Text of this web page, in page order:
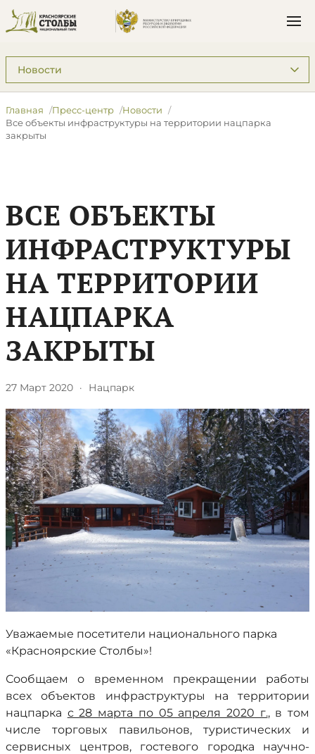
Подразделы: Пресс-центр
Главная Пресс-центр
Новости
Все объекты инфраструктуры на территории нацпарка
закрыты
ВСЕ ОБЪЕКТЫ
ИНФРАСТРУКТУРЫ
НА ТЕРРИТОРИИ
НАЦПАРКА
ЗАКРЫТЫ
27 Март 2020 · Нацпарк
Уважаемые посетители национального парка
«Красноярские Столбы»!
Сообщаем о временном прекращении работы
всех объектов инфраструктуры на территории
нацпарка с 28 марта по 05 апреля 2020 г., в том
числе торговых павильонов, туристических и
сервисных центров, гостевого городка научно-